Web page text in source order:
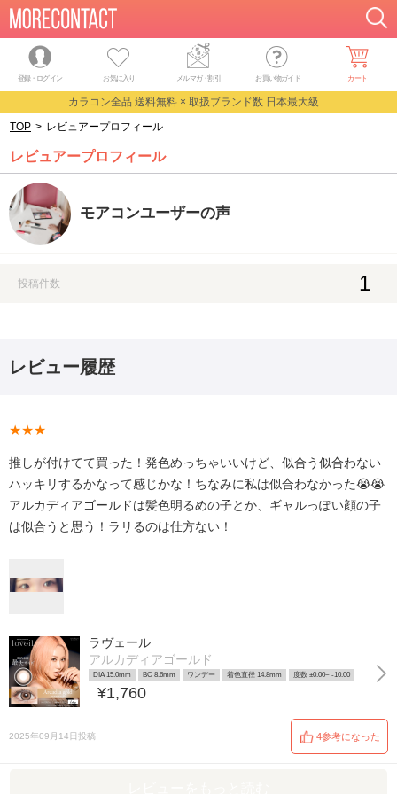
登録・ログイン お気に入り メルマガ・割引 お買い物ガイド カート
カラコン全品 送料無料 × 取扱ブランド数 日本最大級
TOP > レビュアープロフィール
レビュアープロフィール
モアコンユーザーの声
投稿件数 1
レビュー履歴
★★★
推しが付けてて買った！発色めっちゃいいけど、似合う似合わない
ハッキリするかなって感じかな！ちなみに私は似合わなかった😭😭
アルカディアゴールドは髪色明るめの子とか、ギャルっぽい顔の子
は似合うと思う！ラリるのは仕方ない！
ラヴェール
アルカディアゴールド
DIA 15.0mm BC 8.6mm ワンデー 着色直径 14.8mm 度数 ±0.00~ -10.00
¥1,760
2025年09月14日投稿 4参考になった